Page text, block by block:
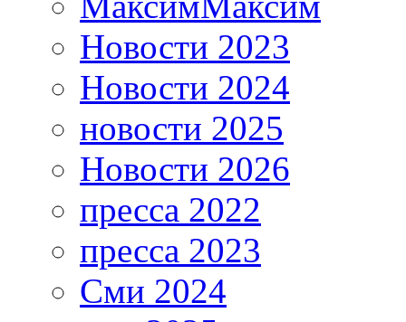
Новости 2023
Новости 2024
новости 2025
Новости 2026
пресса 2022
пресса 2023
Сми 2024